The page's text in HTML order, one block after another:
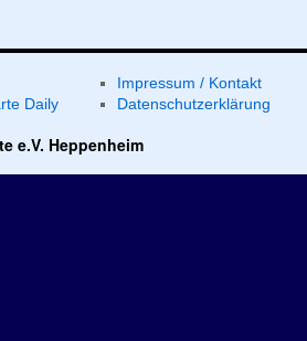
Daily
Impressum / Kontakt
Datenschutzerklärung
e.V. Heppenheim